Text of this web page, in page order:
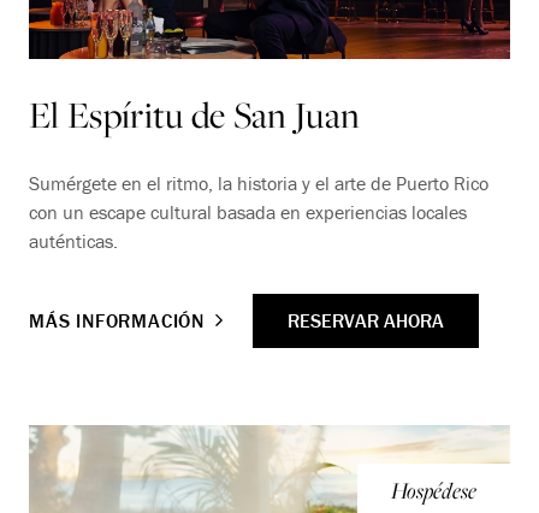
El Espíritu de San Juan
Sumérgete en el ritmo, la historia y el arte de Puerto Rico
con un escape cultural basada en experiencias locales
auténticas.
MÁS INFORMACIÓN RESERVAR AHORA
Hospédese